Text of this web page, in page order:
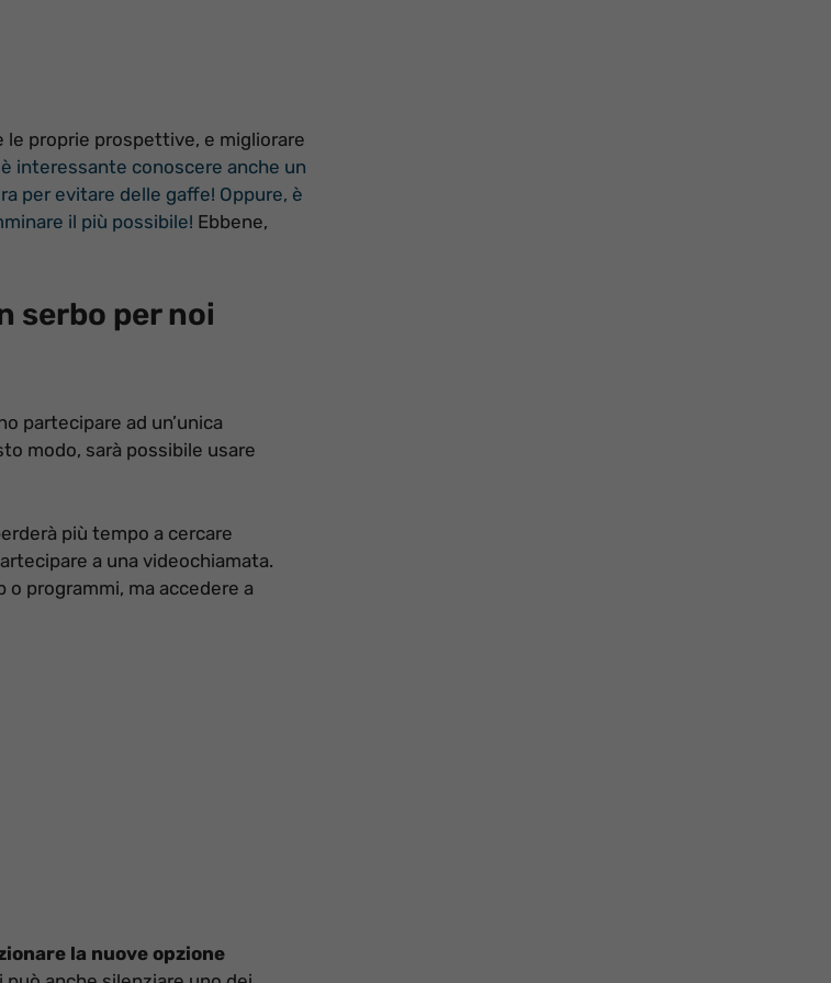
proprie prospettive, e migliorare
interessante conoscere anche un
per evitare delle gaffe! Oppure, è
il più possibile! Ebbene,
serbo per noi
partecipare ad un’unica
modo, sarà possibile usare
più tempo a cercare
a una videochiamata.
programmi, ma accedere a
la nuove opzione